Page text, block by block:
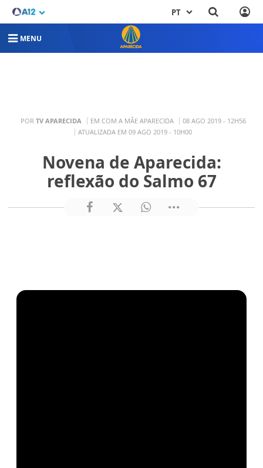
PT
MENU
POR TV APARECIDA EM COM A MÃE APARECIDA
08 AGO 2019 - 12H56
ATUALIZADA EM 09 AGO 2019 - 10H00
Novena de Aparecida:
reflexão do Salmo 67